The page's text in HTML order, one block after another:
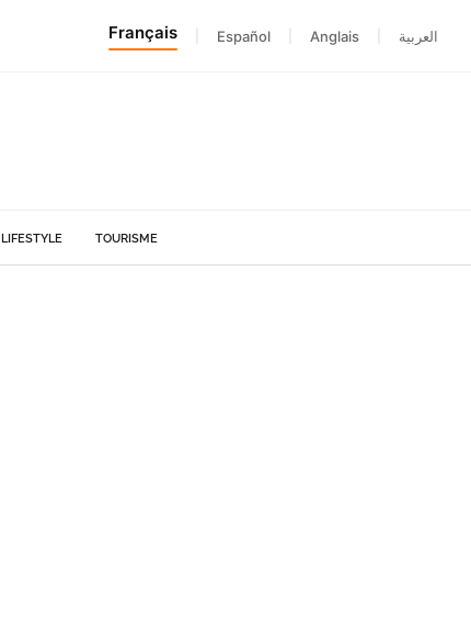
Français Español Anglais العربية
LIFESTYLE TOURISME